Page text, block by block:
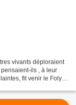
vivants déploraient
ils , à leur
fit venir le Foly